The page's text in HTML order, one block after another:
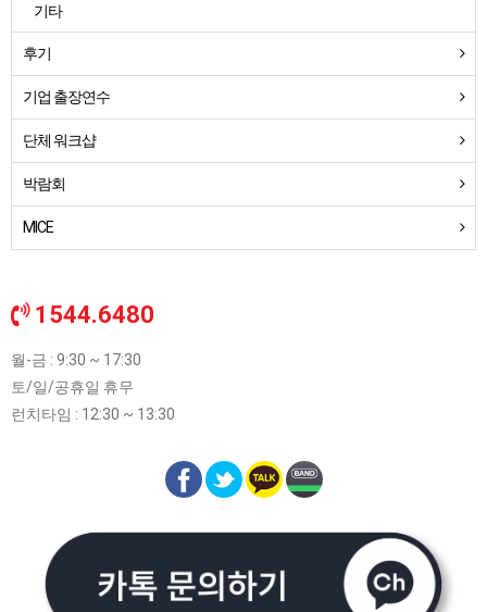
기타
후기
기업 출장연수
단체 워크샵
박람회
MICE
1544.6480
월-금 : 9:30 ~ 17:30
토/일/공휴일 휴무
런치타임 : 12:30 ~ 13:30